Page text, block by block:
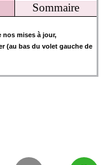
Sommaire
nos mises à jour,
(au bas du volet gauche de